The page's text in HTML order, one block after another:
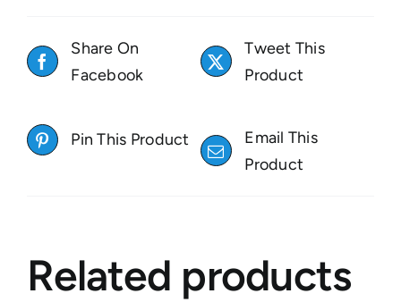
Share On
Facebook
Tweet This
Product
Pin This Product
Email This
Product
Related products